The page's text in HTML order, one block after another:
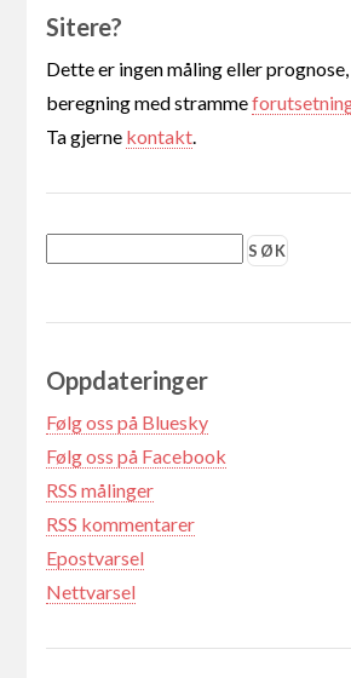
Sitere?
Dette er ingen måling eller prognose,
beregning med stramme
Ta gjerne kontakt.
Oppdateringer
Følg oss på Bluesky
Følg oss på Facebook
RSS målinger
RSS kommentarer
Epostvarsel
Nettvarsel